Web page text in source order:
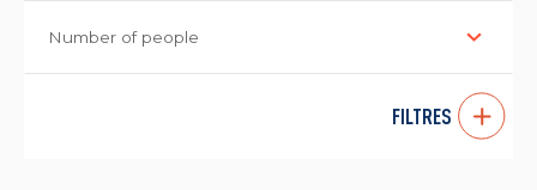
Number of people
FILTRES